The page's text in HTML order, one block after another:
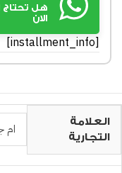
هل تحتاج
الان
[installment_info]
العلامة
التجارية
ام